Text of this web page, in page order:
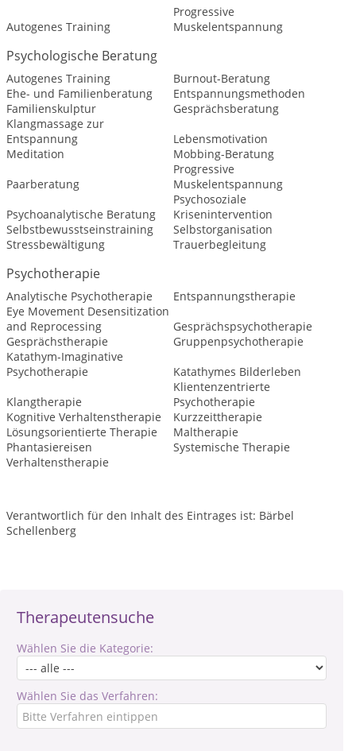
Therapeutensuche
Wählen Sie die Kategorie:
Wählen Sie das Verfahren:
Autogenes Training
Progressive
Muskelentspannung
Psychologische Beratung
Autogenes Training
Burnout-Beratung
Ehe- und Familienberatung
Entspannungsmethoden
Familienskulptur
Gesprächsberatung
Klangmassage zur
Entspannung
Lebensmotivation
Meditation
Mobbing-Beratung
Paarberatung
Progressive
Muskelentspannung
Psychoanalytische Beratung
Psychosoziale
Krisenintervention
Selbstbewusstseinstraining
Selbstorganisation
Stressbewältigung
Trauerbegleitung
Psychotherapie
Analytische Psychotherapie
Entspannungstherapie
Eye Movement Desensitization
and Reprocessing
Gesprächspsychotherapie
Gesprächstherapie
Gruppenpsychotherapie
Katathym-Imaginative
Psychotherapie
Katathymes Bilderleben
Klangtherapie
Klientenzentrierte
Psychotherapie
Kognitive Verhaltenstherapie
Kurzzeittherapie
Lösungsorientierte Therapie
Maltherapie
Phantasiereisen
Systemische Therapie
Verhaltenstherapie
Verantwortlich für den Inhalt des Eintrages ist: Bärbel
Schellenberg